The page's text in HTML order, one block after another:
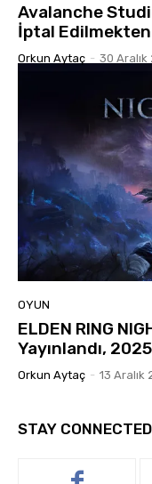
Avalanche
İptal
Orkun Aytaç - 30 Aralık
OYUN
ELDEN RING
Yayınlandı,
Orkun Aytaç - 13 Aralık
STAY CONNECTED